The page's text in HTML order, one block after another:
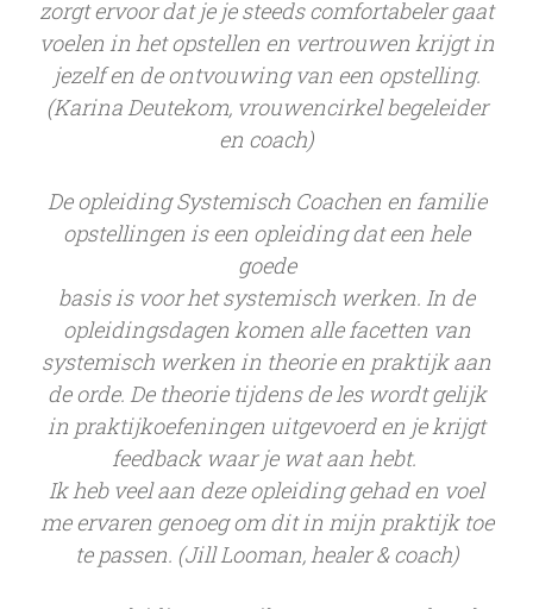
zorgt ervoor dat je je steeds comfortabeler gaat
voelen in het opstellen en vertrouwen krijgt in
jezelf en de ontvouwing van een opstelling.
(Karina Deutekom, vrouwencirkel begeleider
en coach)
De opleiding Systemisch Coachen en familie
opstellingen is een opleiding dat een hele
goede
basis is voor het systemisch werken. In de
opleidingsdagen komen alle facetten van
systemisch werken in theorie en praktijk aan
de orde. De theorie tijdens de les wordt gelijk
in praktijkoefeningen uitgevoerd en je krijgt
feedback waar je wat aan hebt.
Ik heb veel aan deze opleiding gehad en voel
me ervaren genoeg om dit in mijn praktijk toe
te passen. (Jill Looman, healer & coach)